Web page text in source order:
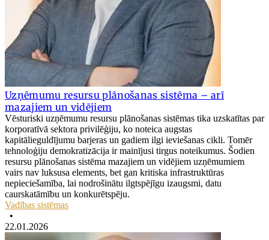
Uzņēmumu resursu plānošanas sistēma – arī
mazajiem un vidējiem
Vēsturiski uzņēmumu resursu plānošanas sistēmas tika uzskatītas par
korporatīvā sektora privilēģiju, ko noteica augstas
kapitālieguldījumu barjeras un gadiem ilgi ieviešanas cikli. Tomēr
tehnoloģiju demokratizācija ir mainījusi tirgus noteikumus. Šodien
resursu plānošanas sistēma mazajiem un vidējiem uzņēmumiem
vairs nav luksusa elements, bet gan kritiska infrastruktūras
nepieciešamība, lai nodrošinātu ilgtspējīgu izaugsmi, datu
caurskatāmību un konkurētspēju.
Vadības sistēmas
•
22.01.2026